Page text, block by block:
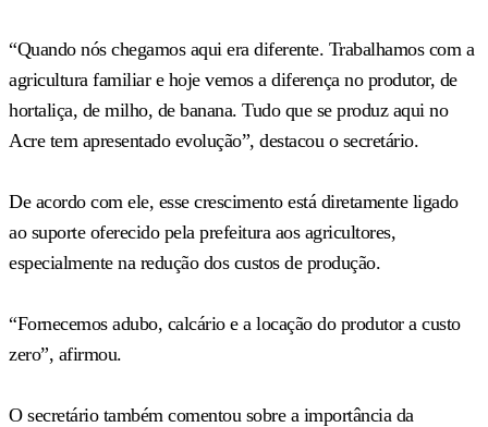
“Quando nós chegamos aqui era diferente. Trabalhamos com a
agricultura familiar e hoje vemos a diferença no produtor, de
hortaliça, de milho, de banana. Tudo que se produz aqui no
Acre tem apresentado evolução”, destacou o secretário.
De acordo com ele, esse crescimento está diretamente ligado
ao suporte oferecido pela prefeitura aos agricultores,
especialmente na redução dos custos de produção.
“Fornecemos adubo, calcário e a locação do produtor a custo
zero”, afirmou.
O secretário também comentou sobre a importância da